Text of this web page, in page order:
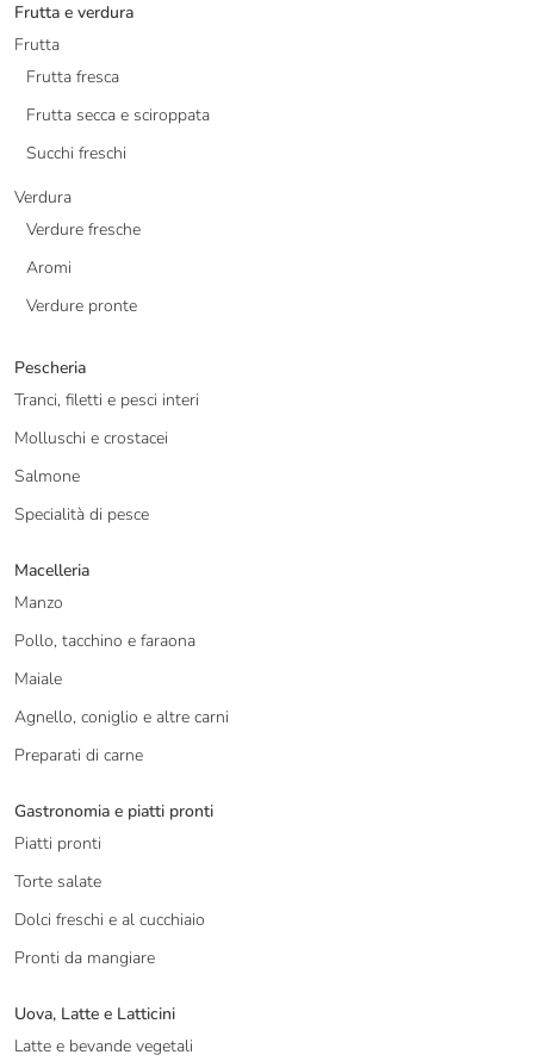
Frutta e verdura
Frutta
Frutta fresca
Frutta secca e sciroppata
Succhi freschi
Verdura
Verdure fresche
Aromi
Verdure pronte
Pescheria
Tranci, filetti e pesci interi
Molluschi e crostacei
Salmone
Specialità di pesce
Macelleria
Manzo
Pollo, tacchino e faraona
Maiale
Agnello, coniglio e altre carni
Preparati di carne
Gastronomia e piatti pronti
Piatti pronti
Torte salate
Dolci freschi e al cucchiaio
Pronti da mangiare
Uova, Latte e Latticini
Latte e bevande vegetali